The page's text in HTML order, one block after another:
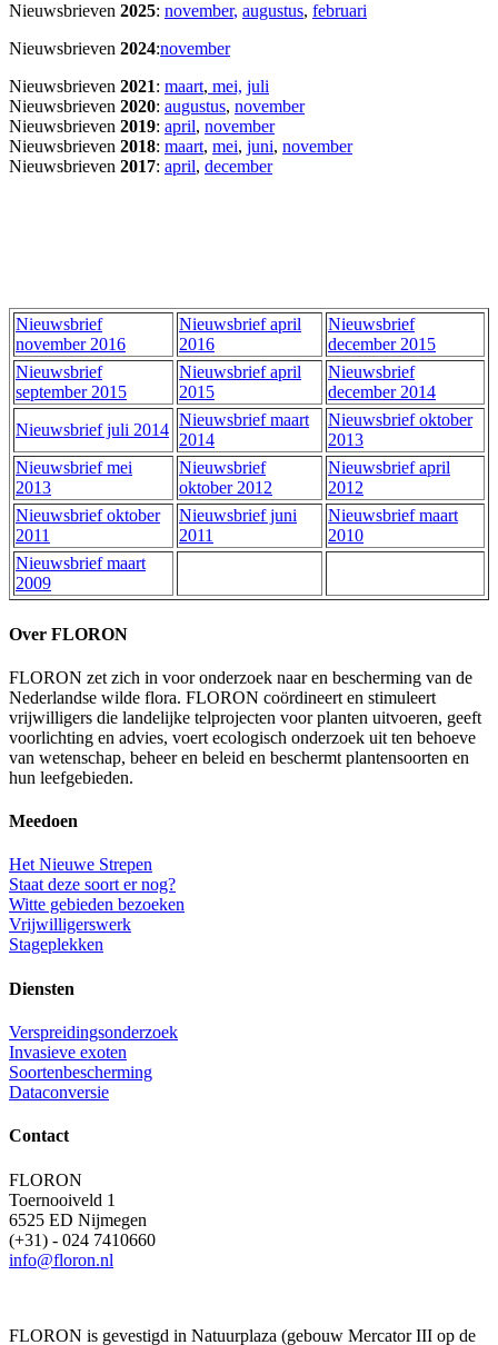
Nieuwsbrieven 2025: november, augustus, februari
Nieuwsbrieven 2024:november
Nieuwsbrieven 2021: maart, mei, juli
Nieuwsbrieven 2020: augustus, november
Nieuwsbrieven 2019: april, november
Nieuwsbrieven 2018: maart, mei, juni, november
Nieuwsbrieven 2017: april, december
Nieuwsbrief
november 2016
Nieuwsbrief april
2016
Nieuwsbrief
december 2015
Nieuwsbrief
september 2015
Nieuwsbrief april
2015
Nieuwsbrief
december 2014
Nieuwsbrief juli 2014
Nieuwsbrief maart
2014
Nieuwsbrief oktober
2013
Nieuwsbrief mei
2013
Nieuwsbrief
oktober 2012
Nieuwsbrief april
2012
Nieuwsbrief oktober
2011
Nieuwsbrief juni
2011
Nieuwsbrief maart
2010
Nieuwsbrief maart
2009
Over FLORON
FLORON zet zich in voor onderzoek naar en bescherming van de
Nederlandse wilde flora. FLORON coördineert en stimuleert
vrijwilligers die landelijke telprojecten voor planten uitvoeren, geeft
voorlichting en advies, voert ecologisch onderzoek uit ten behoeve
van wetenschap, beheer en beleid en beschermt plantensoorten en
hun leefgebieden.
Meedoen
Het Nieuwe Strepen
Staat deze soort er nog?
Witte gebieden bezoeken
Vrijwilligerswerk
Stageplekken
Diensten
Verspreidingsonderzoek
Invasieve exoten
Soortenbescherming
Dataconversie
Contact
FLORON
Toernooiveld 1
6525 ED Nijmegen
(+31) - 024 7410660
info@floron.nl
FLORON is gevestigd in Natuurplaza (gebouw Mercator III op de